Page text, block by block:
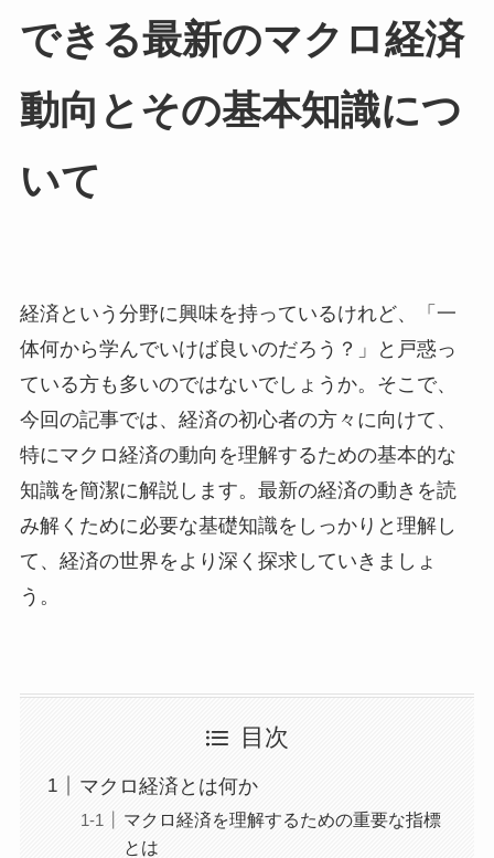
できる最新のマクロ経済
動向とその基本知識につ
いて
経済という分野に興味を持っているけれど、「一
体何から学んでいけば良いのだろう？」と戸惑っ
ている方も多いのではないでしょうか。そこで、
今回の記事では、経済の初心者の方々に向けて、
特にマクロ経済の動向を理解するための基本的な
知識を簡潔に解説します。最新の経済の動きを読
み解くために必要な基礎知識をしっかりと理解し
て、経済の世界をより深く探求していきましょ
う。
目次
マクロ経済とは何か
マクロ経済を理解するための重要な指標
とは